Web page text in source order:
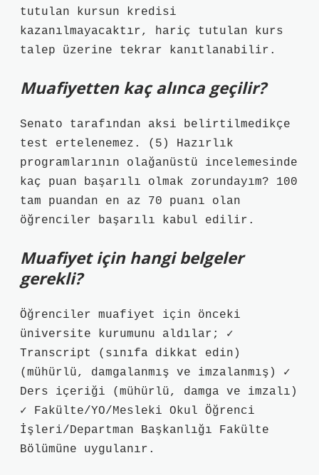
tutulan kursun kredisi
kazanılmayacaktır, hariç tutulan kurs
talep üzerine tekrar kanıtlanabilir.
Muafiyetten kaç alınca geçilir?
Senato tarafından aksi belirtilmedikçe
test ertelenemez. (5) Hazırlık
programlarının olağanüstü incelemesinde
kaç puan başarılı olmak zorundayım? 100
tam puandan en az 70 puanı olan
öğrenciler başarılı kabul edilir.
Muafiyet için hangi belgeler
gerekli?
Öğrenciler muafiyet için önceki
üniversite kurumunu aldılar; ✓
Transcript (sınıfa dikkat edin)
(mühürlü, damgalanmış ve imzalanmış) ✓
Ders içeriği (mühürlü, damga ve imzalı)
✓ Fakülte/YO/Mesleki Okul Öğrenci
İşleri/Departman Başkanlığı Fakülte
Bölümüne uygulanır.